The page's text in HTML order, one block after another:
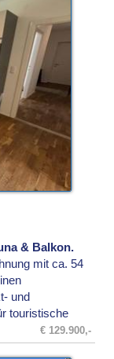
& Balkon.
mit ca. 54
und
touristische
€ 129.900,-